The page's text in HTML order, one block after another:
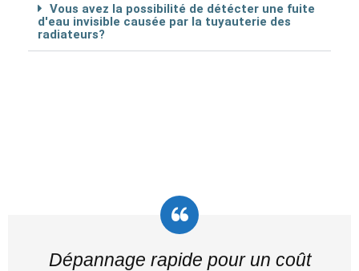
Vous avez la possibilité de détécter une fuite
d'eau invisible causée par la tuyauterie des
radiateurs?
Dépannage rapide pour un coût